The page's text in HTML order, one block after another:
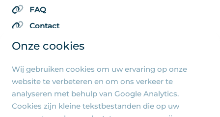
Onze cookies
Wij gebruiken cookies om uw ervaring op onze
website te verbeteren en om ons verkeer te
analyseren met behulp van Google Analytics.
Cookies zijn kleine tekstbestanden die op uw
FAQ
Contact
Algemene pagina's
Privacy beleid